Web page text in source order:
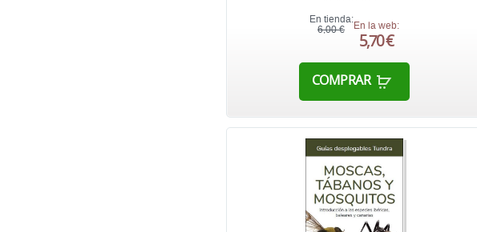
En tienda:
6,00 €
En la web:
5,70 €
COMPRAR